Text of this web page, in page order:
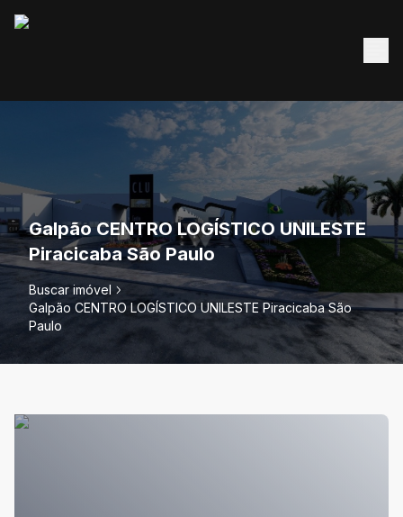
Galpão CENTRO LOGÍSTICO UNILESTE
Piracicaba São Paulo
Buscar imóvel
Galpão CENTRO LOGÍSTICO UNILESTE Piracicaba São
Paulo